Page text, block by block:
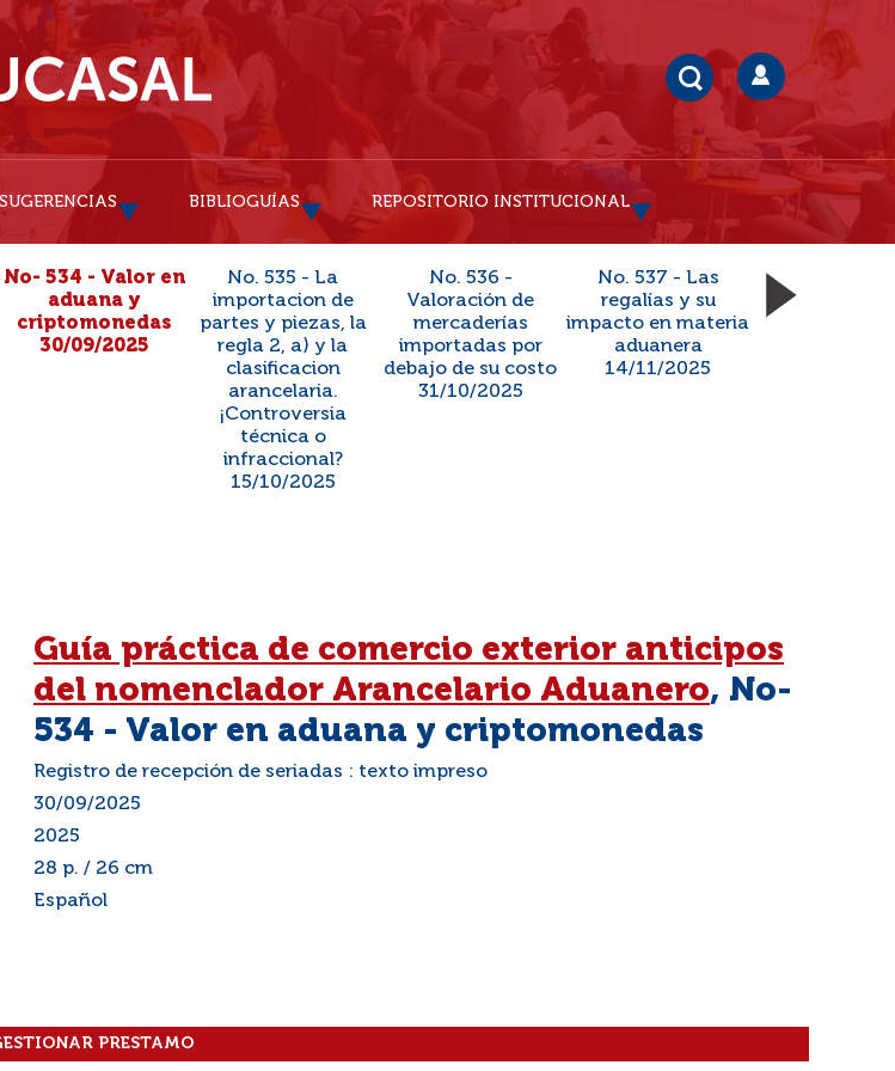
SUGERENCIAS BIBLIOGUÍAS REPOSITORIO INSTITUCIONAL
No- 534 - Valor en
aduana y
criptomonedas
30/09/2025
No. 535 - La
importacion de
partes y piezas, la
regla 2, a) y la
clasificacion
arancelaria.
¡Controversia
técnica o
infraccional?
15/10/2025
No. 536 -
Valoración de
mercaderías
importadas por
debajo de su costo
31/10/2025
No. 537 - Las
regalías y su
impacto en materia
aduanera
14/11/2025
Guía práctica de comercio exterior anticipos
del nomenclador Arancelario Aduanero, No-
534 - Valor en aduana y criptomonedas
Registro de recepción de seriadas : texto impreso
30/09/2025
2025
28 p. / 26 cm
Español